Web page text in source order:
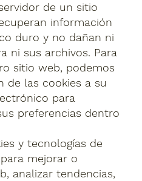
de un sitio
información
duro y no dañan ni
ni sus archivos. Para
sitio web, podemos
de las cookies a su
para
preferencias dentro
y tecnologías de
mejorar o
analizar tendencias,